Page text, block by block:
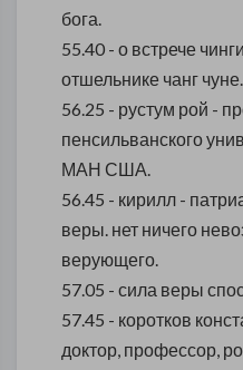
бога.
55.40 - о встрече
отшельнике чанг чуне.
56.25 - рустум рой -
пенсильванского
МАН США.
56.45 - кирилл -
веры. нет ничего
верующего.
57.05 - сила веры
57.45 - коротков
доктор, профессор,